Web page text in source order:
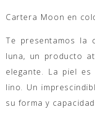
Cartera Moon en
Te presentamos la
luna, un producto
elegante. La piel
lino. Un
su forma y